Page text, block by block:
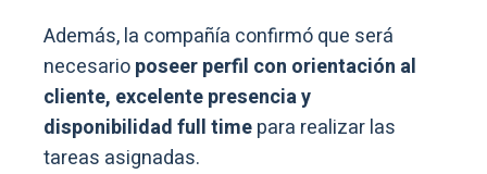
Además, la compañía confirmó que será
necesarioposeer perfil con orientación al
cliente, excelente presencia y
disponibilidad full timepara realizar las
tareas asignadas.